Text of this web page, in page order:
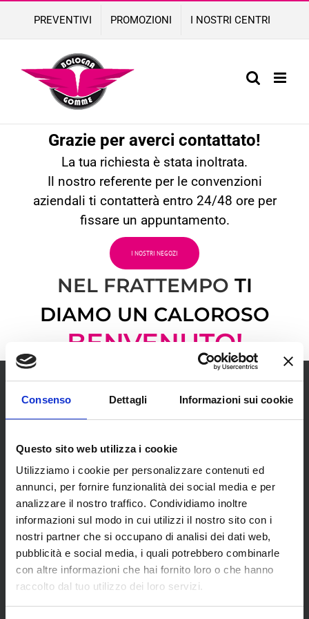
Consenso Dettagli Informazioni sui cookie
Questo sito web utilizza i cookie
Utilizziamo i cookie per personalizzare contenuti ed
annunci, per fornire funzionalità dei social media e per
analizzare il nostro traffico. Condividiamo inoltre
informazioni sul modo in cui utilizzi il nostro sito con i
nostri partner che si occupano di analisi dei dati web,
pubblicità e social media, i quali potrebbero combinarle
con altre informazioni che hai fornito loro o che hanno
raccolto dal tuo utilizzo dei loro servizi.
content
PREVENTIVI PROMOZIONI I NOSTRI CENTRI
Grazie per averci contattato!
La tua richiesta è stata inoltrata.
Il nostro referente per le convenzioni
aziendali ti contatterà entro 24/48 ore per
fissare un appuntamento.
I NOSTRI NEGOZI
NEL FRATTEMPO TI
DIAMO UN CALOROSO
BENVENUTO!
Chi siamo
Pneumatici
Meccanica